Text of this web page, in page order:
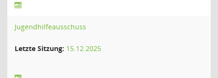
Jugendhilfeausschuss
Letzte Sitzung: 15.12.2025